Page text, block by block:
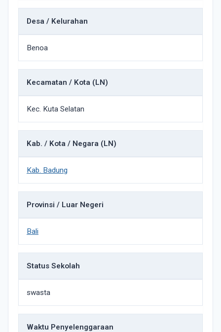
Desa / Kelurahan
Benoa
Kecamatan / Kota (LN)
Kec. Kuta Selatan
Kab. / Kota / Negara (LN)
Kab. Badung
Provinsi / Luar Negeri
Bali
Status Sekolah
swasta
Waktu Penyelenggaraan